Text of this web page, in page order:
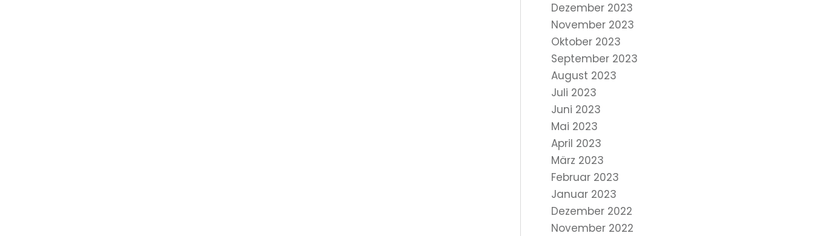
Dezember 2023
November 2023
Oktober 2023
September 2023
August 2023
Juli 2023
Juni 2023
Mai 2023
April 2023
März 2023
Februar 2023
Januar 2023
Dezember 2022
November 2022